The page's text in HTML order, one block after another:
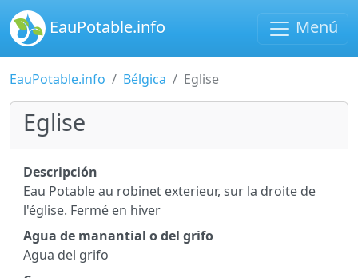
EauPotable.info Menú
EauPotable.info Bélgica Eglise
Eglise
Descripción
Eau Potable au robinet exterieur, sur la droite de
l'église. Fermé en hiver
Agua de manantial o del grifo
Agua del grifo